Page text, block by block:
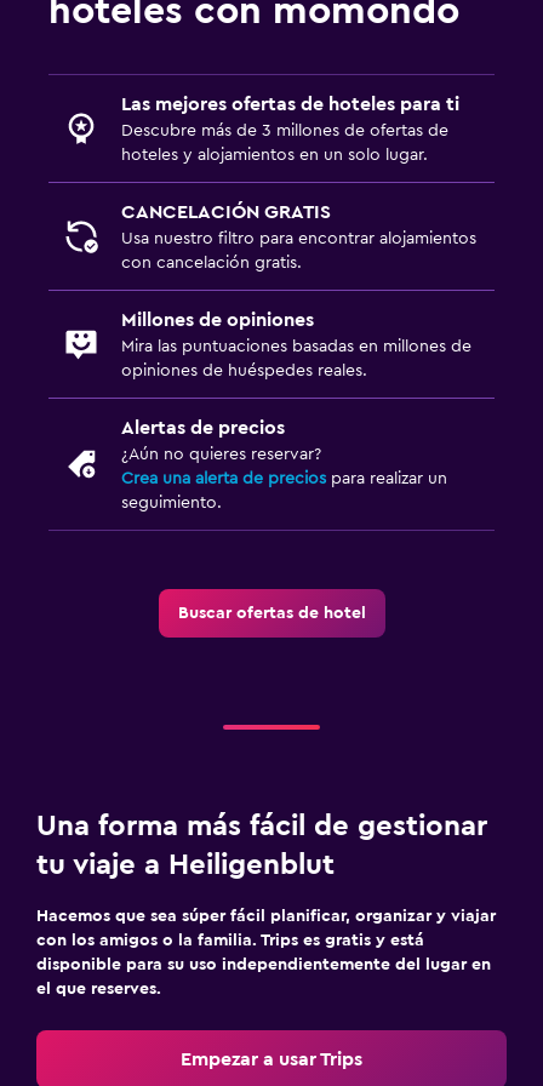
Bodega de esquí
Piscina y spa
Piscina (cubierta)
Toallas para piscina
Estacionamiento y transporte
Traslado aeropuerto
Estacionamiento gratuito
Estacionamiento privado
Plancha y tabla de planchar
Almuerzos para llevar
Menús para dietas especiales (bajo petición)
Restaurante
Bar/lounge
hoteles con momondo
Las mejores ofertas de hoteles para ti
Descubre más de 3 millones de ofertas de
hoteles y alojamientos en un solo lugar.
CANCELACIÓN GRATIS
Usa nuestro filtro para encontrar alojamientos
con cancelación gratis.
Millones de opiniones
Mira las puntuaciones basadas en millones de
opiniones de huéspedes reales.
Alertas de precios
¿Aún no quieres reservar?
Crea una alerta de precios para realizar un
seguimiento.
Buscar ofertas de hotel
Una forma más fácil de gestionar
tu viaje a Heiligenblut
Hacemos que sea súper fácil planificar, organizar y viajar
con los amigos o la familia. Trips es gratis y está
disponible para su uso independientemente del lugar en
el que reserves.
Empezar a usar Trips